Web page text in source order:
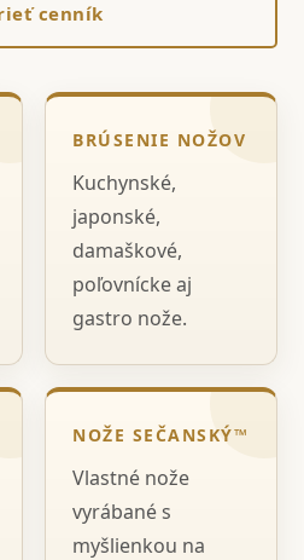
cenník
BRÚSENIE NOŽOV
Kuchynské,
japonské,
damaškové,
poľovnícke aj
gastro nože.
NOŽE SEČANSKÝ™
Vlastné nože
vyrábané s
myšlienkou na